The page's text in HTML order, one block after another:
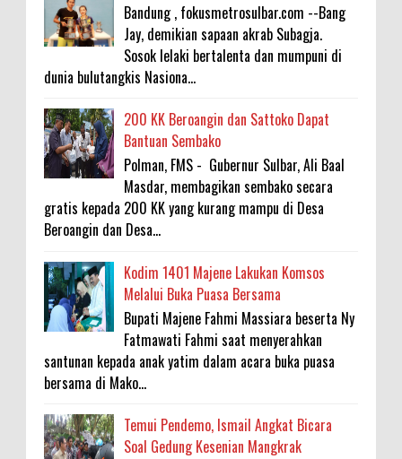
Bandung , fokusmetrosulbar.com --Bang
Jay, demikian sapaan akrab Subagja.
Sosok lelaki bertalenta dan mumpuni di
dunia bulutangkis Nasiona...
200 KK Beroangin dan Sattoko Dapat
Bantuan Sembako
Polman, FMS - Gubernur Sulbar, Ali Baal
Masdar, membagikan sembako secara
gratis kepada 200 KK yang kurang mampu di Desa
Beroangin dan Desa...
Kodim 1401 Majene Lakukan Komsos
Melalui Buka Puasa Bersama
Bupati Majene Fahmi Massiara beserta Ny
Fatmawati Fahmi saat menyerahkan
santunan kepada anak yatim dalam acara buka puasa
bersama di Mako...
Temui Pendemo, Ismail Angkat Bicara
Soal Gedung Kesenian Mangkrak